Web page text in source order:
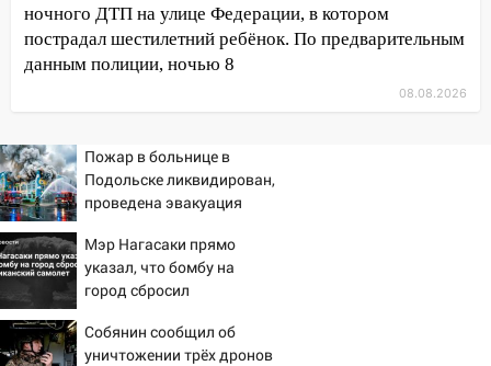
13:49 Стихия продолжает крушить
Ульяновск: дерево рухнуло на дом на
Орджоникидзе
13:46
Сильный ветер сорвал крышу с
СТО на проспекте Созидателей
13:35
Непогода продолжает бить по
транспорту: в Ульяновске трамвай
сошёл с рельсов
13:22
Упавшие деревья перекрыли
дороги в Ульяновске: фото
ночного ДТП на улице Федерации, в котором
пострадал шестилетний ребёнок. По предварительным
данным полиции, ночью 8
08.08.2026
Пожар в больнице в
Подольске ликвидирован,
проведена эвакуация
Мэр Нагасаки прямо
указал, что бомбу на
город сбросил
Собянин сообщил об
уничтожении трёх дронов